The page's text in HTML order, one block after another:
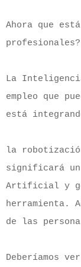
Ahora que
profesionales?
La
empleo que
está
la
significará un
Artificial y
herramienta.
de las
Deberíamos